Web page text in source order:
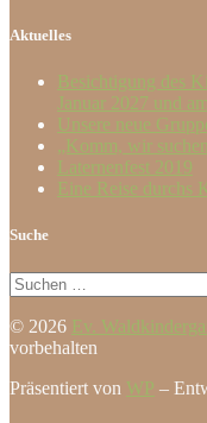
Aktuelles
Besichtigung des
Januar 2027 und
Unsere neue
„Komm, wir
Laternenfest 2019
Eine Reise durchs
Suche
Suche
© 2026 Ev.
vorbehalten
Präsentiert von WP –